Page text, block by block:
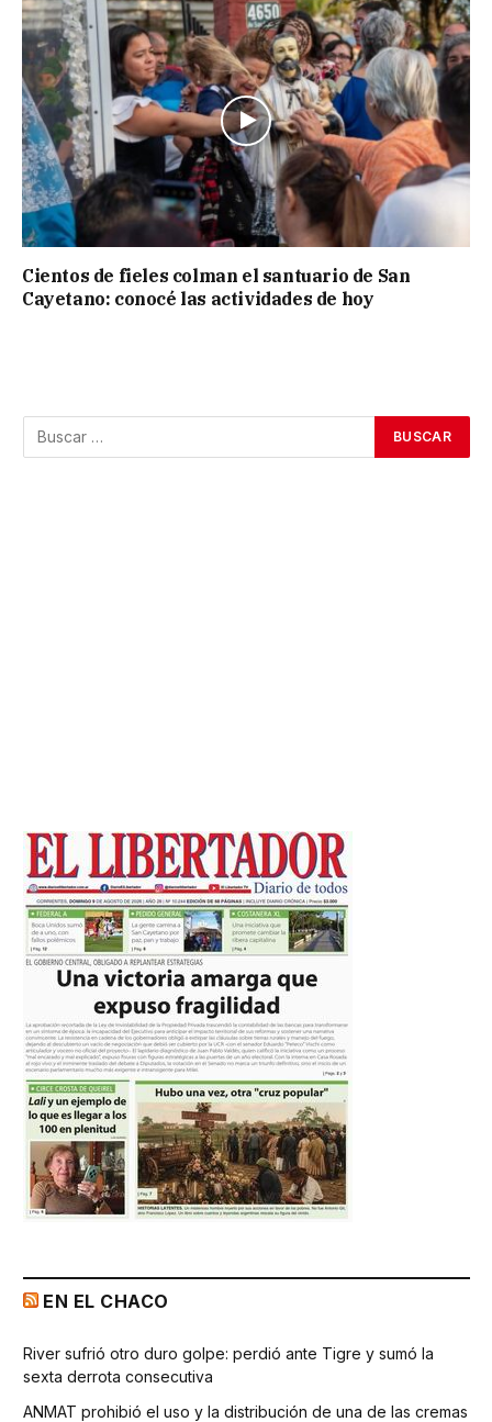
Cientos de fieles colman el santuario de San
Cayetano: conocé las actividades de hoy
EN EL CHACO
River sufrió otro duro golpe: perdió ante Tigre y sumó la
sexta derrota consecutiva
ANMAT prohibió el uso y la distribución de una de las cremas